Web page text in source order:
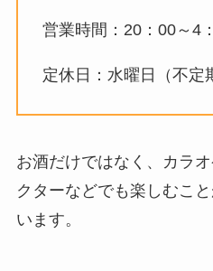
営業時間：20：00～4
定休日：水曜日（不定
お酒だけではなく、カラ
クターなどでも楽しむこ
います。